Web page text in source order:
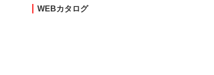
WEBカタログ